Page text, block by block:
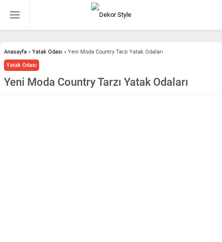
Anasayfa » Yatak Odası » Yeni Moda Country Tarzı Yatak Odaları
Yatak Odası
Yeni Moda Country Tarzı Yatak Odaları